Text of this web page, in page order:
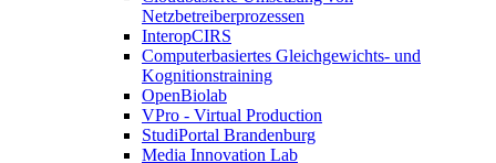
Netzbetreiberprozessen
InteropCIRS
Computerbasiertes Gleichgewichts- und
Kognitionstraining
OpenBiolab
VPro - Virtual Production
StudiPortal Brandenburg
Media Innovation Lab